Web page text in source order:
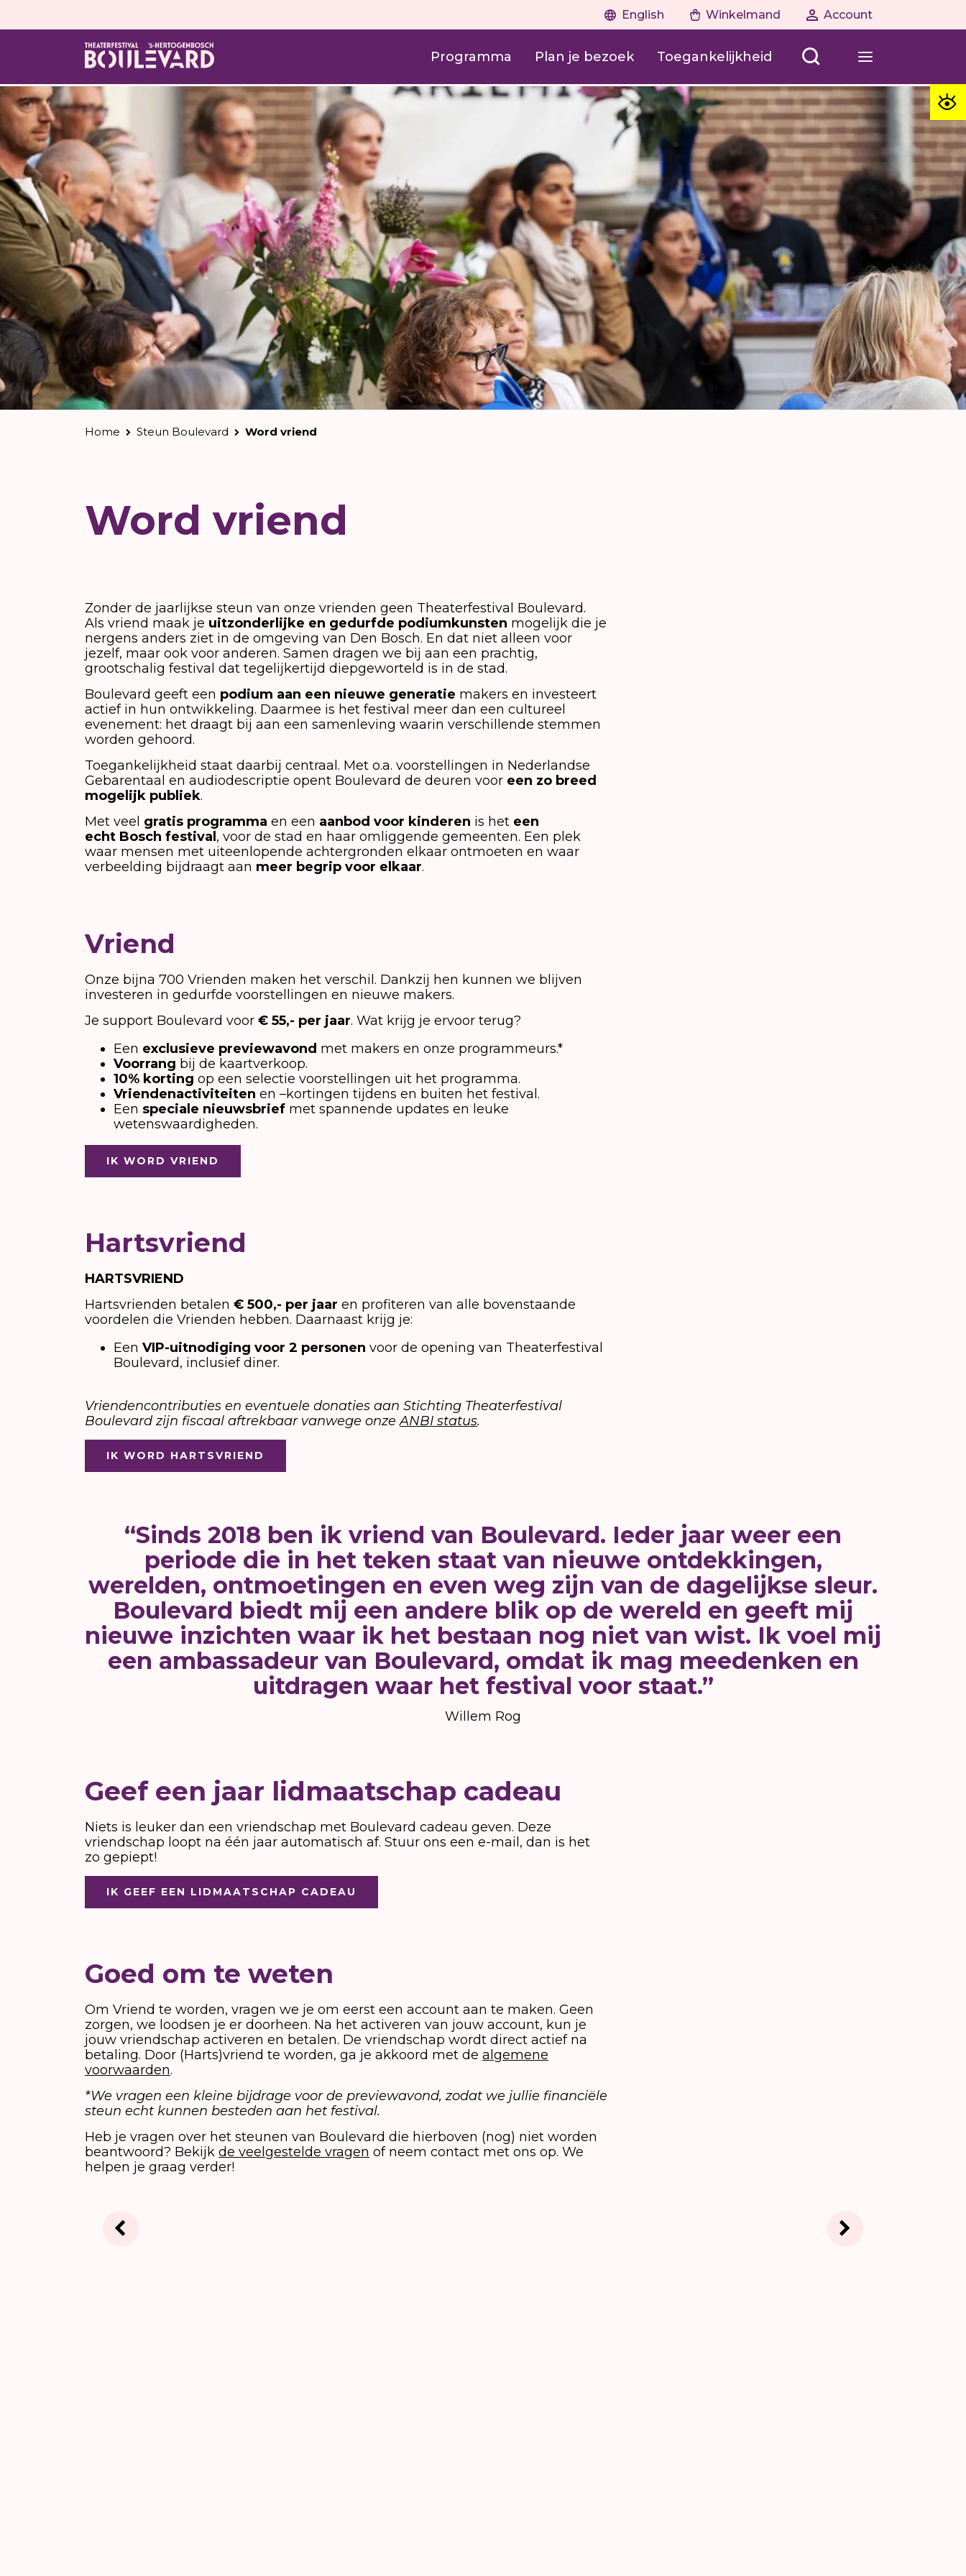
English Winkelmand Account
Programma Plan je bezoek Toegankelijkheid
Home Steun Boulevard Word vriend
Word vriend
Zonder de jaarlijkse steun van onze vrienden geen Theaterfestival Boulevard.
Als vriend maak je uitzonderlijke en gedurfde podiumkunsten mogelijk die je
nergens anders ziet in de omgeving van Den Bosch. En dat niet alleen voor
jezelf, maar ook voor anderen. Samen dragen we bij aan een prachtig,
grootschalig festival dat tegelijkertijd diepgeworteld is in de stad.
Boulevard geeft een podium aan een nieuwe generatie makers en investeert
actief in hun ontwikkeling. Daarmee is het festival meer dan een cultureel
evenement: het draagt bij aan een samenleving waarin verschillende stemmen
worden gehoord.
Toegankelijkheid staat daarbij centraal. Met o.a. voorstellingen in Nederlandse
Gebarentaal en audiodescriptie opent Boulevard de deuren voor een zo breed
mogelijk publiek.
Met veel gratis programma en een aanbod voor kinderen is het een
echt Bosch festival , voor de stad en haar omliggende gemeenten. Een plek
waar mensen met uiteenlopende achtergronden elkaar ontmoeten en waar
verbeelding bijdraagt aan meer begrip voor elkaar.
Vriend
Onze bijna 700 Vrienden maken het verschil. Dankzij hen kunnen we blijven
investeren in gedurfde voorstellingen en nieuwe makers.
Je support Boulevard voor € 55,- per jaar. Wat krijg je ervoor terug?
Een exclusieve previewavond met makers en onze programmeurs.*
Voorrang bij de kaartverkoop.
10% korting op een selectie voorstellingen uit het programma.
Vriendenactiviteiten en –kortingen tijdens en buiten het festival.
Een speciale nieuwsbrief met spannende updates en leuke
wetenswaardigheden.
IK WORD VRIEND
Hartsvriend
HARTSVRIEND
Hartsvrienden betalen € 500,- per jaar en profiteren van alle bovenstaande
voordelen die Vrienden hebben. Daarnaast krijg je:
Een VIP-uitnodiging voor 2 personen voor de opening van Theaterfestival
Boulevard, inclusief diner.
Vriendencontributies en eventuele donaties aan Stichting Theaterfestival
Boulevard zijn fiscaal aftrekbaar vanwege onzeANBI status.
IK WORD HARTSVRIEND
“Sinds 2018 ben ik vriend van Boulevard. Ieder jaar weer een
periode die in het teken staat van nieuwe ontdekkingen,
werelden, ontmoetingen en even weg zijn van de dagelijkse sleur.
Boulevard biedt mij een andere blik op de wereld en geeft mij
nieuwe inzichten waar ik het bestaan nog niet van wist. Ik voel mij
een ambassadeur van Boulevard, omdat ik mag meedenken en
uitdragen waar het festival voor staat.”
Willem Rog
Geef een jaar lidmaatschap cadeau
Niets is leuker dan een vriendschap met Boulevard cadeau geven. Deze
vriendschap loopt na één jaar automatisch af. Stuur ons een e-mail, dan is het
zo gepiept!
IK GEEF EEN LIDMAATSCHAP CADEAU
Goed om te weten
Om Vriend te worden, vragen we je om eerst een account aan te maken. Geen
zorgen, we loodsen je er doorheen. Na het activeren van jouw account, kun je
jouw vriendschap activeren en betalen. De vriendschap wordt direct actief na
betaling. Door (Harts)vriend te worden, ga je akkoord met de algemene
voorwaarden.
*We vragen een kleine bijdrage voor de previewavond, zodat we jullie financiële
steun echt kunnen besteden aan het festival.
Heb je vragen over het steunen van Boulevard die hierboven (nog) niet worden
beantwoord? Bekijk de veelgestelde vragen of neem contact met ons op. We
helpen je graag verder!